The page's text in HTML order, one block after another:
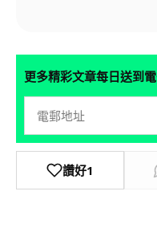
更多精彩文章每日送到
讚好1